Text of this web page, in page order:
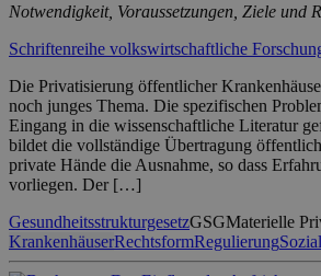
Notwendigkeit, Voraussetzungen, Ziele und
Schriftenreihe volkswirtschaftliche
Die Privatisierung öffentlicher
noch junges Thema. Die spezifischen
Eingang in die wissenschaftliche Literatur
bildet die vollständige Übertragung
private Hände die Ausnahme, so dass
vorliegen. Der […]
GesundheitsstrukturgesetzGSGMaterielle
KrankenhäuserRechtsformRegulierung